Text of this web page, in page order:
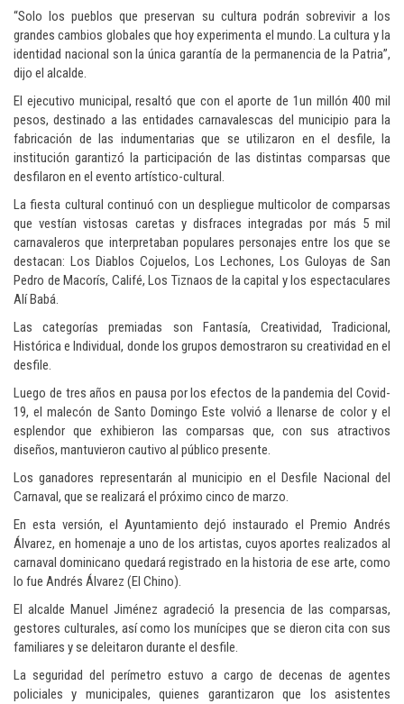
“Solo los pueblos que preservan su cultura podrán sobrevivir a los
grandes cambios globales que hoy experimenta el mundo. La cultura y la
identidad nacional son la única garantía de la permanencia de la Patria”,
dijo el alcalde.
El ejecutivo municipal, resaltó que con el aporte de 1un millón 400 mil
pesos, destinado a las entidades carnavalescas del municipio para la
fabricación de las indumentarias que se utilizaron en el desfile, la
institución garantizó la participación de las distintas comparsas que
desfilaron en el evento artístico-cultural.
La fiesta cultural continuó con un despliegue multicolor de comparsas
que vestían vistosas caretas y disfraces integradas por más 5 mil
carnavaleros que interpretaban populares personajes entre los que se
destacan: Los Diablos Cojuelos, Los Lechones, Los Guloyas de San
Pedro de Macorís, Califé, Los Tiznaos de la capital y los espectaculares
Alí Babá.
Las categorías premiadas son Fantasía, Creatividad, Tradicional,
Histórica e Individual, donde los grupos demostraron su creatividad en el
desfile.
Luego de tres años en pausa por los efectos de la pandemia del Covid-
19, el malecón de Santo Domingo Este volvió a llenarse de color y el
esplendor que exhibieron las comparsas que, con sus atractivos
diseños, mantuvieron cautivo al público presente.
Los ganadores representarán al municipio en el Desfile Nacional del
Carnaval, que se realizará el próximo cinco de marzo.
En esta versión, el Ayuntamiento dejó instaurado el Premio Andrés
Álvarez, en homenaje a uno de los artistas, cuyos aportes realizados al
carnaval dominicano quedará registrado en la historia de ese arte, como
lo fue Andrés Álvarez (El Chino).
El alcalde Manuel Jiménez agradeció la presencia de las comparsas,
gestores culturales, así como los munícipes que se dieron cita con sus
familiares y se deleitaron durante el desfile.
La seguridad del perímetro estuvo a cargo de decenas de agentes
policiales y municipales, quienes garantizaron que los asistentes